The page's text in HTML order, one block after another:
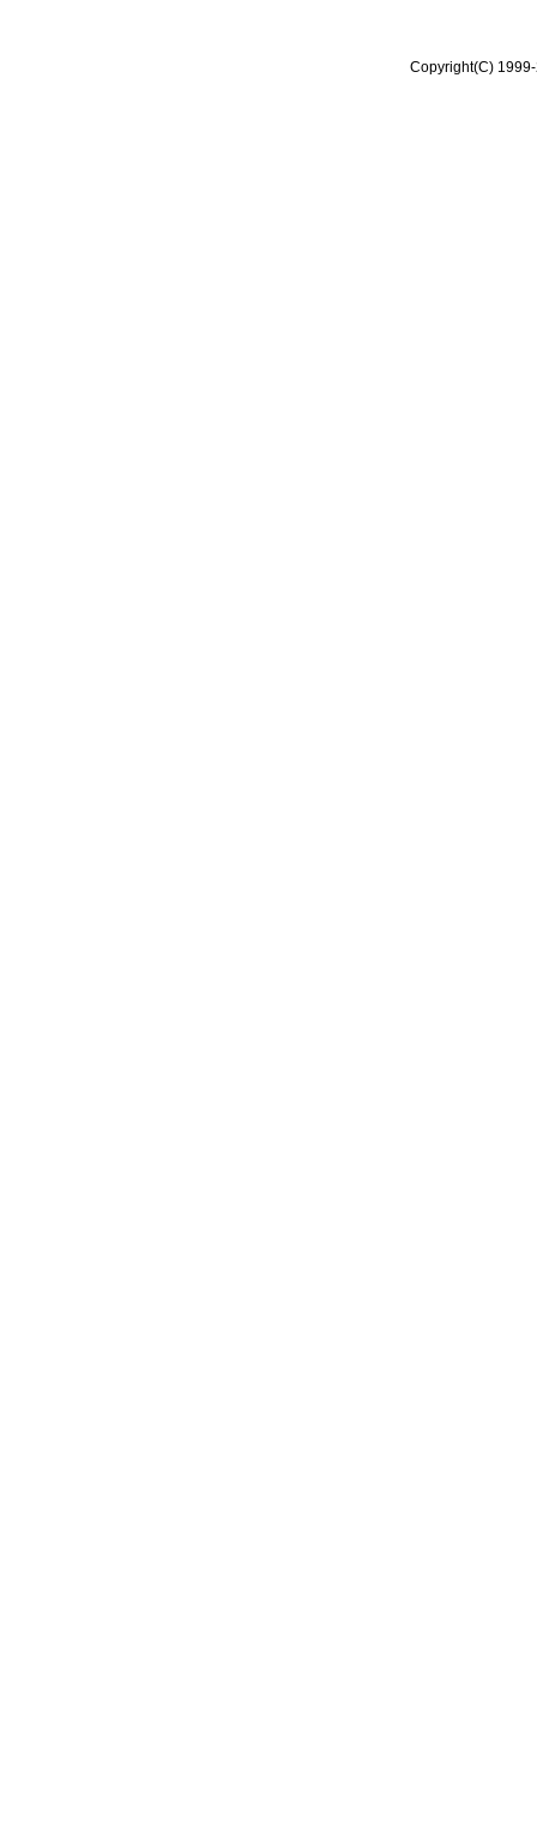
Copyright(C)